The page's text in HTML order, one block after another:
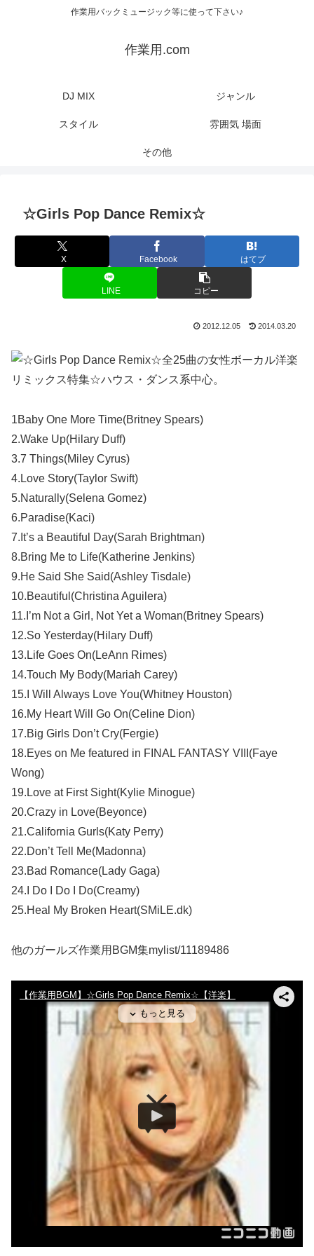
作業用バックミュージック等に使って下さい♪
作業用.com
DJ MIX ジャンル
スタイル 雰囲気 場面
その他
☆Girls Pop Dance Remix☆
X Facebook はてブ
LINE コピー
2012.12.05 2014.03.20
全25曲の女性ボーカル洋楽
リミックス特集☆ハウス・ダンス系中心。
1Baby One More Time(Britney Spears)
2.Wake Up(Hilary Duff)
3.7 Things(Miley Cyrus)
4.Love Story(Taylor Swift)
5.Naturally(Selena Gomez)
6.Paradise(Kaci)
7.It’s a Beautiful Day(Sarah Brightman)
8.Bring Me to Life(Katherine Jenkins)
9.He Said She Said(Ashley Tisdale)
10.Beautiful(Christina Aguilera)
11.I’m Not a Girl, Not Yet a Woman(Britney Spears)
12.So Yesterday(Hilary Duff)
13.Life Goes On(LeAnn Rimes)
14.Touch My Body(Mariah Carey)
15.I Will Always Love You(Whitney Houston)
16.My Heart Will Go On(Celine Dion)
17.Big Girls Don’t Cry(Fergie)
18.Eyes on Me featured in FINAL FANTASY VIII(Faye
Wong)
19.Love at First Sight(Kylie Minogue)
20.Crazy in Love(Beyonce)
21.California Gurls(Katy Perry)
22.Don’t Tell Me(Madonna)
23.Bad Romance(Lady Gaga)
24.I Do I Do I Do(Creamy)
25.Heal My Broken Heart(SMiLE.dk)
他のガールズ作業用BGM集mylist/11189486